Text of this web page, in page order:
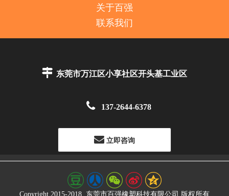
关于百强
联系我们
 东莞市万江区小享社区开头基工业区
 137-2644-6378
立即咨询
Copyright 2015-2018 东莞市百强橡塑科技有限公司 版权所有